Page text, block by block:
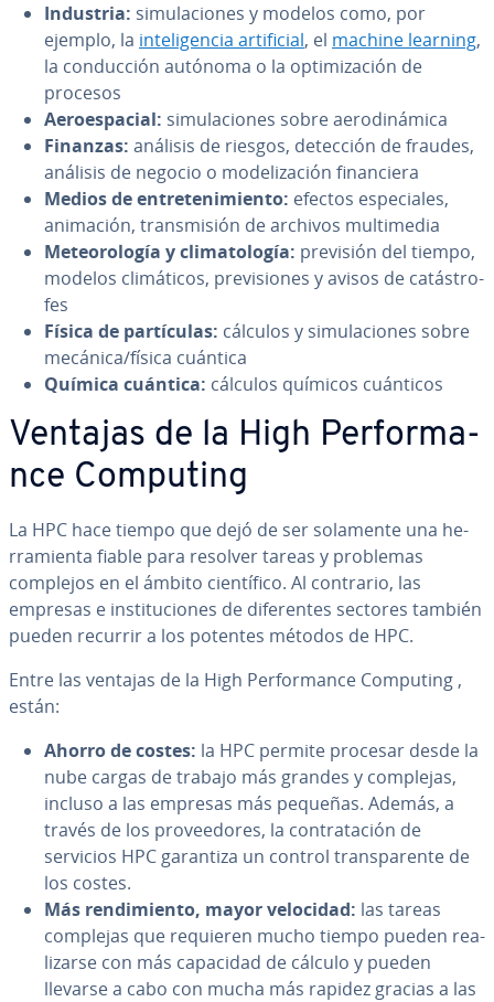
Industria: si­mu­la­cio­nes y modelos como, por
ejemplo, la in­te­li­ge­n­cia ar­ti­fi­cial, el machine learning,
la co­n­du­c­ción autónoma o la op­ti­mi­za­ción de
procesos
Ae­roe­s­pa­cial: si­mu­la­cio­nes sobre ae­ro­di­ná­mi­ca
Finanzas: análisis de riesgos, detección de fraudes,
análisis de negocio o mo­de­li­za­ción fi­na­n­cie­ra
Medios de en­tre­te­ni­mie­n­to: efectos es­pe­cia­les,
animación, tra­n­s­mi­sión de archivos mu­l­ti­me­dia
Me­teo­ro­lo­gía y cli­ma­to­lo­gía: previsión del tiempo,
modelos cli­má­ti­cos, pre­vi­sio­nes y avisos de ca­tá­s­tro­
fes
Física de pa­r­tí­cu­las: cálculos y si­mu­la­cio­nes sobre
mecánica/física cuántica
Química cuántica: cálculos químicos cuánticos
Ventajas de la High Pe­r­fo­r­ma­
n­ce Computing
La HPC hace tiempo que dejó de ser solamente una he­
rra­mie­n­ta fiable para resolver tareas y problemas
complejos en el ámbito cie­n­tí­fi­co. Al contrario, las
empresas e in­s­ti­tu­cio­nes de di­fe­re­n­tes sectores también
pueden recurrir a los potentes métodos de HPC.
Entre las ventajas de la High Pe­r­fo­r­ma­n­ce Computing ,
están:
Ahorro de costes: la HPC permite procesar desde la
nube cargas de trabajo más grandes y complejas,
incluso a las empresas más pequeñas. Además, a
través de los pro­vee­do­res, la co­n­tra­ta­ción de
servicios HPC garantiza un control tra­n­s­pa­re­n­te de
los costes.
Más re­n­di­mie­n­to, mayor velocidad: las tareas
complejas que requieren mucho tiempo pueden rea­
li­zar­se con más capacidad de cálculo y pueden
llevarse a cabo con mucha más rapidez gracias a las